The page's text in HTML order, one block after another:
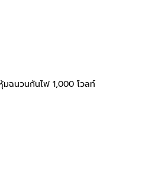
ฉนวนกันไฟ 1,000 โวลท์